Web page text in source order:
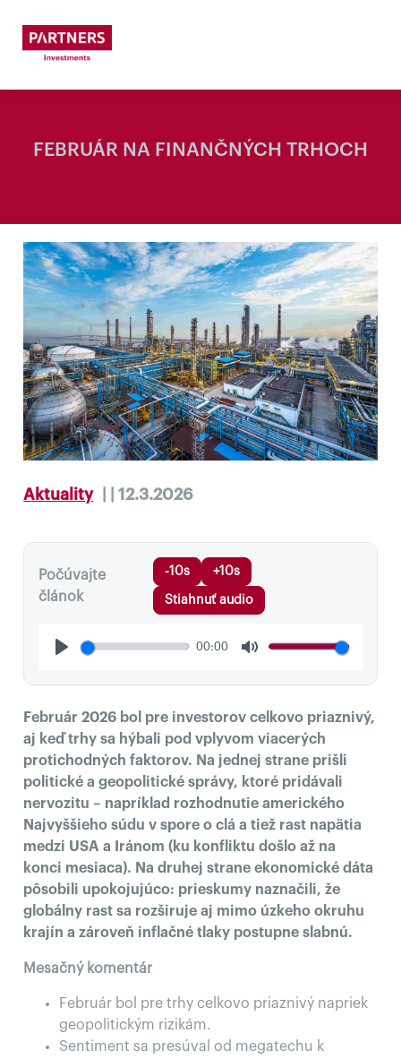
FEBRUÁR NA FINANČNÝCH TRHOCH
Aktuality | | 12.3.2026
Počúvajte
článok
-10s +10s
Stiahnuť audio
00:00
Február 2026 bol pre investorov celkovo priaznivý,
aj keď trhy sa hýbali pod vplyvom viacerých
protichodných faktorov. Na jednej strane prišli
politické a geopolitické správy, ktoré pridávali
nervozitu – napríklad rozhodnutie amerického
Najvyššieho súdu v spore o clá a tiež rast napätia
medzi USA a Iránom (ku konfliktu došlo až na
konci mesiaca). Na druhej strane ekonomické dáta
pôsobili upokojujúco: prieskumy naznačili, že
globálny rast sa rozširuje aj mimo úzkeho okruhu
krajín a zároveň inflačné tlaky postupne slabnú.
Mesačný komentár
Február bol pre trhy celkovo priaznivý napriek
geopolitickým rizikám.
Sentiment sa presúval od megatechu k